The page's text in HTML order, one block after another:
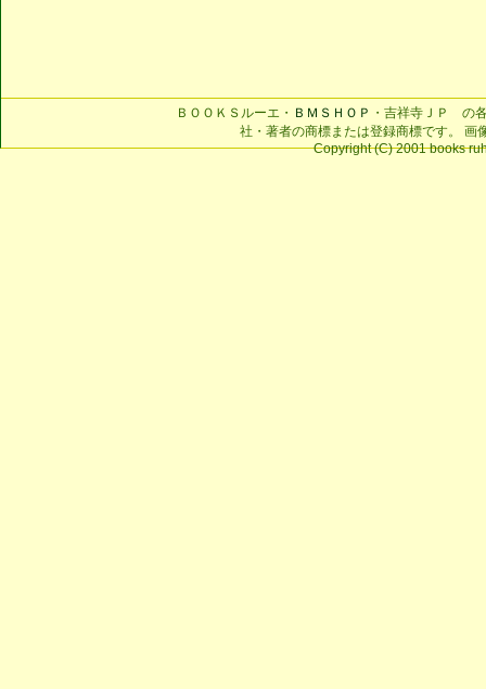
ＢＯＯＫＳルーエ・ ＢＭＳＨＯＰ ・吉祥寺ＪＰ の
社・著者の商標または登録商標です。 画
Copyright (C) 2001 books